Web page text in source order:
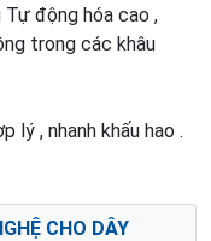
động hóa cao ,
trong các khâu
lý , nhanh khấu hao .
CHO DÂY